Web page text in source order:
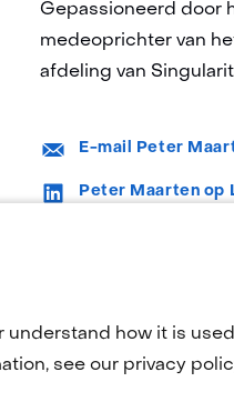
Gepassioneerd door
medeoprichter van
afdeling van
E-
mail:
E-mail Peter
LinkedIn:
Peter Maarten op
how it is
see our privacy